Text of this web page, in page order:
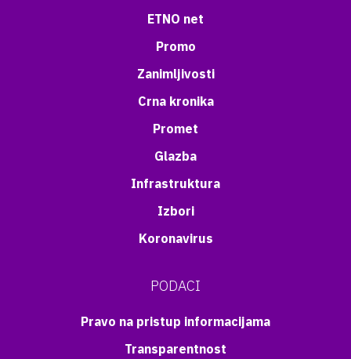
ETNO net
Promo
Zanimljivosti
Crna kronika
Promet
Glazba
Infrastruktura
Izbori
Koronavirus
PODACI
Pravo na pristup informacijama
Transparentnost